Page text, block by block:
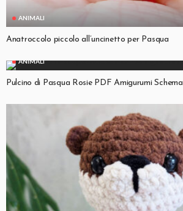
ANIMALI
Anatroccolo piccolo all’uncinetto per Pasqua
ANIMALI
Pulcino di Pasqua Rosie PDF Amigurumi Schema